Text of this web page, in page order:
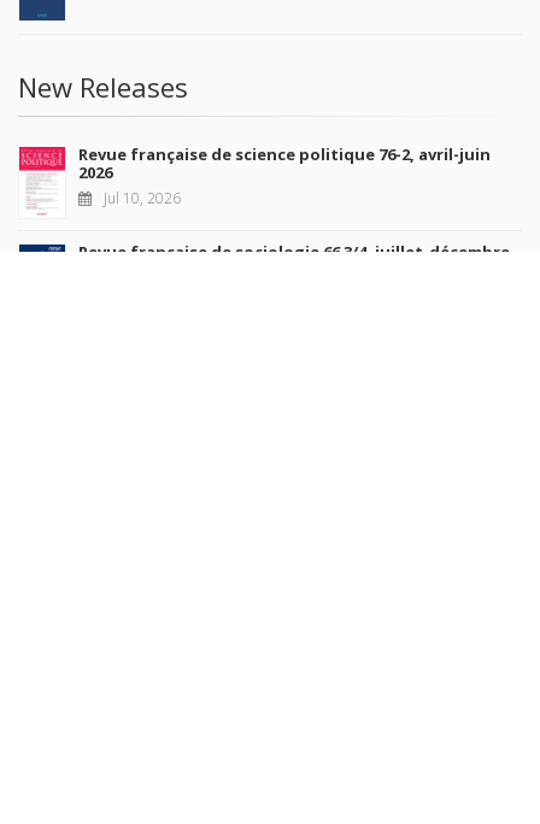
New Releases
Revue française de science politique 76-2, avril-juin
2026
Jul 10, 2026
Revue française de sociologie 66 3/4, juillet-décembre